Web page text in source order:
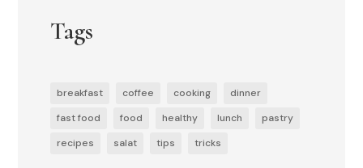
Tags
breakfast coffee cooking
dinner
fast food
food healthy lunch
pastry
recipes
salat tips tricks